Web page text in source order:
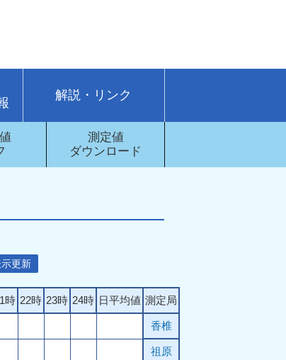
解説・リンク
測定値
ダウンロード
更新
時 22時 23時 24時 日平均値 測定局
香椎
祖原